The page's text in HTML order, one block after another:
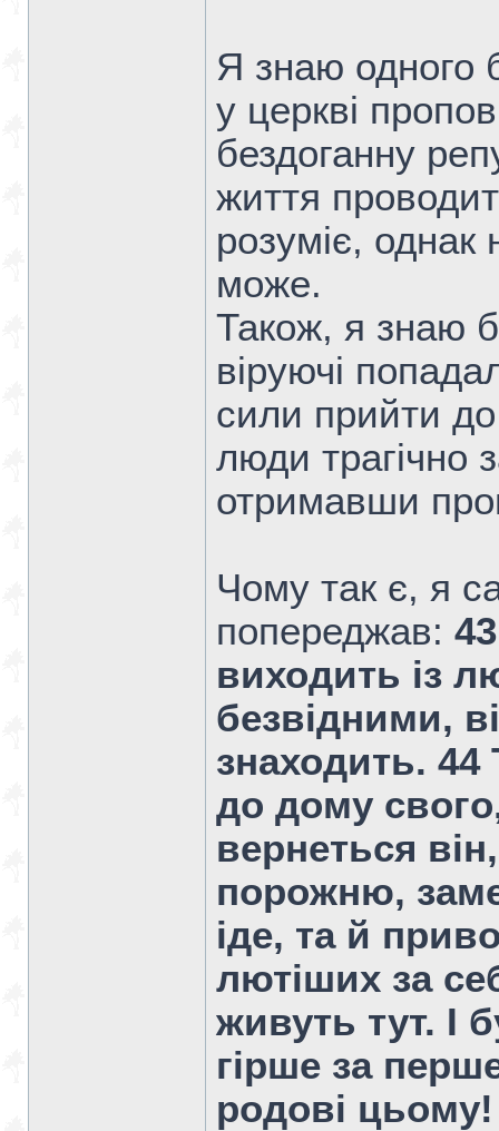
Я знаю одного
у церкві
бездоганну
життя
розуміє, однак
може.
Також, я знаю
віруючі
сили прийти
люди трагічно
отримавши
Чому так є, я
попереджав:
виходить із
безвідними,
знаходить. 44
до дому
вернеться
порожню,
іде, та й
лютіших за
живуть тут. І
гірше за
родові